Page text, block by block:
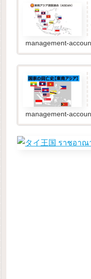
management-
management-